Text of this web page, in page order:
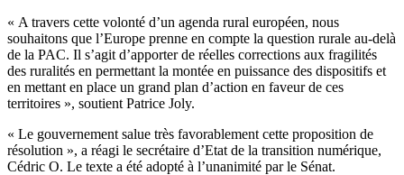
« A travers cette volonté d’un agenda rural européen, nous
souhaitons que l’Europe prenne en compte la question rurale au-delà
de la PAC. Il s’agit d’apporter de réelles corrections aux fragilités
des ruralités en permettant la montée en puissance des dispositifs et
en mettant en place un grand plan d’action en faveur de ces
territoires », soutient Patrice Joly.
« Le gouvernement salue très favorablement cette proposition de
résolution », a réagi le secrétaire d’Etat de la transition numérique,
Cédric O. Le texte a été adopté à l’unanimité par le Sénat.